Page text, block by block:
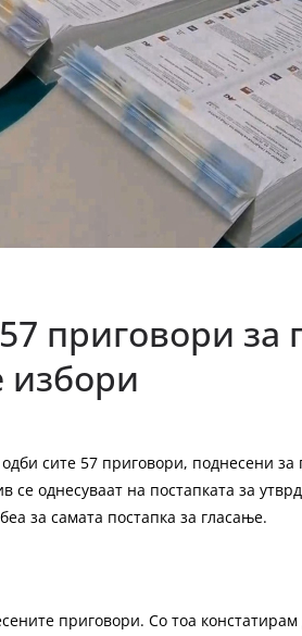
приговори за
избори
сите 57 приговори, поднесени за
се однесуваат на постапката за
за самата постапка за гласање.
приговори. Со тоа констатирам